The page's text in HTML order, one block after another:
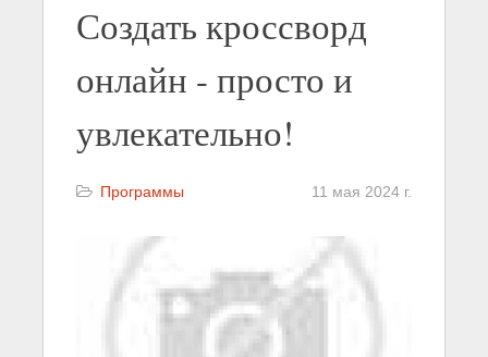
Создать кроссворд
онлайн - просто и
увлекательно!
Программы 11 мая 2024 г.